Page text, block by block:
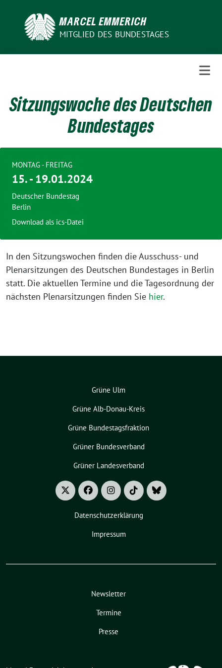
MARCEL EMMERICH
MITGLIED DES BUNDESTAGES
Sitzungswoche des Deutschen
Bundestages
In den Sitzungswochen finden die Ausschuss- und
Plenarsitzungen des Deutschen Bundestages in Berlin
statt. Die aktuellen Termine und die Tagesordnung der
nächsten Plenarsitzungen finden Sie hier.
MONTAG - FREITAG
15. - 19.01.2024
Deutscher Bundestag
Berlin
Download als ics-Datei
Grüne Ulm
Grüne Alb-Donau-Kreis
Grüne Bundestagsfraktion
Grüner Bundesverband
Grüner Landesverband
Datenschutzerklärung
Impressum
Newsletter
Termine
Presse